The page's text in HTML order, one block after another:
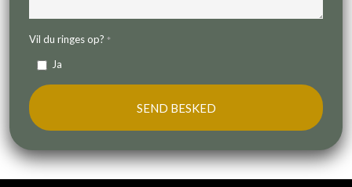
Vil du ringes op? *
Ja